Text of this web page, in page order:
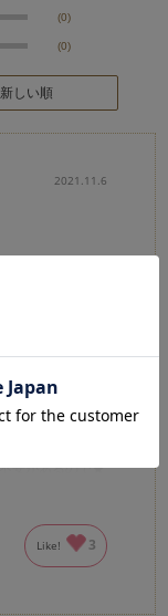
(0)
(0)
しい順
2021.11.6
｀)
使います！
安があるので★
Like! 3